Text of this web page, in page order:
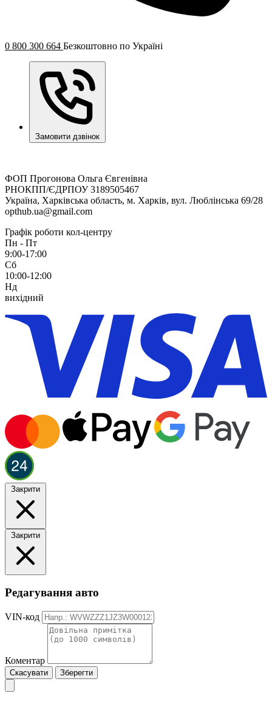
0 800 300 664 Безкоштовно по Україні
Замовити дзвінок
ФОП Прогонова Ольга Євгенівна
РНОКПП/ЄДРПОУ 3189505467
Україна, Харківська область, м. Харків, вул. Люблінська 69/28
opthub.ua@gmail.com
Графік роботи кол-центру
Пн - Пт
9:00-17:00
Сб
10:00-12:00
Нд
вихідний
Закрити
Закрити
Редагування авто
VIN-код
Коментар
Скасувати Зберегти